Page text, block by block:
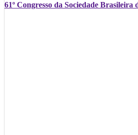
61º Congresso da Sociedade